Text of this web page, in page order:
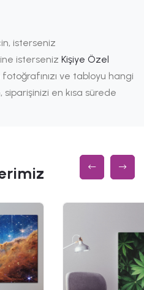
isterseniz
isterseniz Kişiye Özel
ve tabloyu hangi
en kısa sürede